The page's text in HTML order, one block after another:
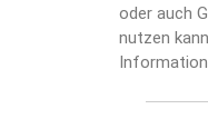
oder auch
nutzen